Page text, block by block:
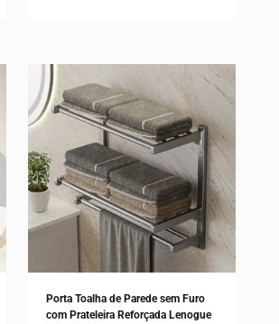
Porta Toalha de Parede sem Furo
com Prateleira Reforçada Lenogue